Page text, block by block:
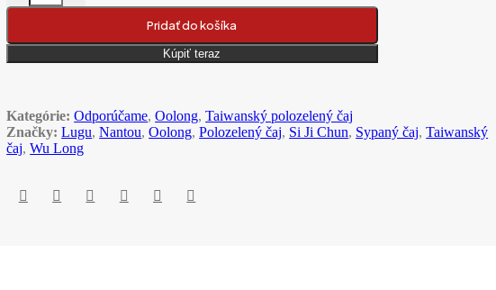
Pridať do košíka
Kúpiť teraz
Kategórie: Odporúčame, Oolong, Taiwanský polozelený čaj
Značky: Lugu, Nantou, Oolong, Polozelený čaj, Si Ji Chun, Sypaný čaj, Taiwanský
čaj, Wu Long